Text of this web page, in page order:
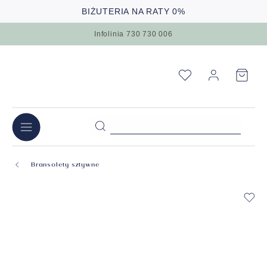
BIŻUTERIA NA RATY 0%
Infolinia 730 730 006
Bransolety sztywne